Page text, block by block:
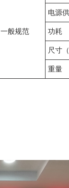
一般规范
电源
功耗
尺寸
重量